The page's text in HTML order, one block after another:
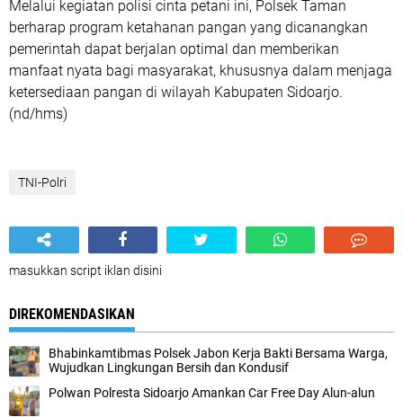
Melalui kegiatan polisi cinta petani ini, Polsek Taman
berharap program ketahanan pangan yang dicanangkan
pemerintah dapat berjalan optimal dan memberikan
manfaat nyata bagi masyarakat, khususnya dalam menjaga
ketersediaan pangan di wilayah Kabupaten Sidoarjo.
(nd/hms)
TNI-Polri
masukkan script iklan disini
DIREKOMENDASIKAN
Bhabinkamtibmas Polsek Jabon Kerja Bakti Bersama Warga,
Wujudkan Lingkungan Bersih dan Kondusif
Polwan Polresta Sidoarjo Amankan Car Free Day Alun-alun